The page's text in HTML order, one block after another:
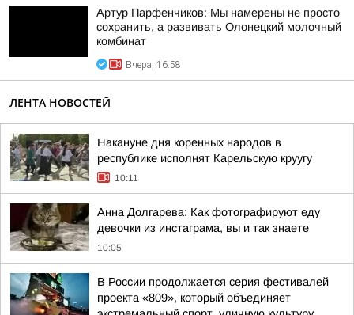
Артур Парфенчиков: Мы намерены не просто
сохранить, а развивать Олонецкий молочный
комбинат
Вчера, 16:58
ЛЕНТА НОВОСТЕЙ
Накануне дня коренных народов в
республике исполнят Карельскую круугу
10:11
Анна Долгарева: Как фотографируют еду
девочки из инстаграма, вы и так знаете
10:05
В России продолжается серия фестивалей
проекта «809», который объединяет